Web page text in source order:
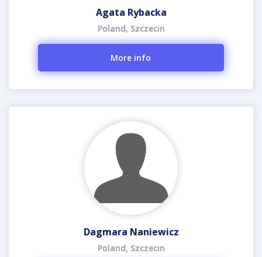
Agata Rybacka
Poland, Szczecin
More info
Dagmara Naniewicz
Poland, Szczecin